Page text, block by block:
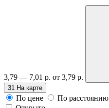
3,79 — 7,01 р. от 3,79 р.
31 На карте
По цене
По расстоянию